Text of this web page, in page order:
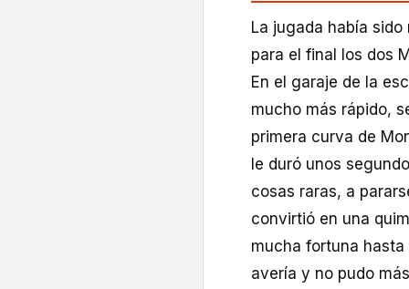
La jugada había
para el final los dos
En el garaje de la
mucho más rápido,
primera curva de
le duró unos
cosas raras, a
convirtió en una
mucha fortuna
avería y no pudo